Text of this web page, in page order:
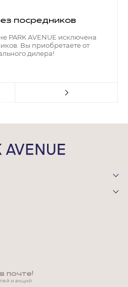
посредников
PARK AVENUE исключена
Вы приобретаете от
дилера!
почте!
и акций